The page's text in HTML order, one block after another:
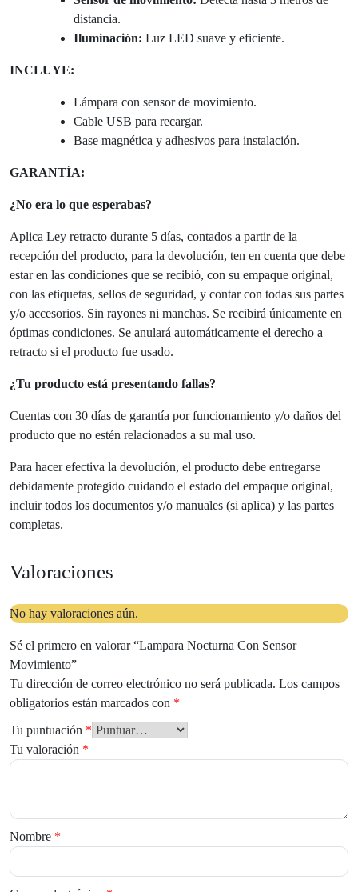
distancia.
Iluminación: Luz LED suave y eficiente.
INCLUYE:
Lámpara con sensor de movimiento.
Cable USB para recargar.
Base magnética y adhesivos para instalación.
GARANTÍA:
¿No era lo que esperabas?
Aplica Ley retracto durante 5 días, contados a partir de la
recepción del producto, para la devolución, ten en cuenta que debe
estar en las condiciones que se recibió, con su empaque original,
con las etiquetas, sellos de seguridad, y contar con todas sus partes
y/o accesorios. Sin rayones ni manchas. Se recibirá únicamente en
óptimas condiciones. Se anulará automáticamente el derecho a
retracto si el producto fue usado.
¿Tu producto está presentando fallas?
Cuentas con 30 días de garantía por funcionamiento y/o daños del
producto que no estén relacionados a su mal uso.
Para hacer efectiva la devolución, el producto debe entregarse
debidamente protegido cuidando el estado del empaque original,
incluir todos los documentos y/o manuales (si aplica) y las partes
completas.
Valoraciones
No hay valoraciones aún.
Sé el primero en valorar “Lampara Nocturna Con Sensor
Movimiento”
Tu dirección de correo electrónico no será publicada. Los campos
obligatorios están marcados con *
Tu puntuación *
Tu valoración *
Nombre *